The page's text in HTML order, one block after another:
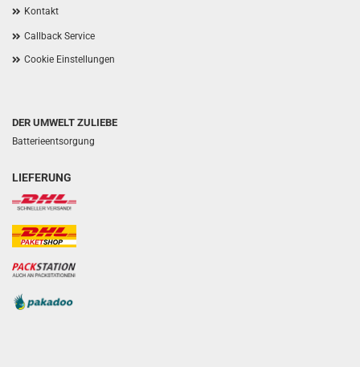
Kontakt
Callback Service
Cookie Einstellungen
DER UMWELT ZULIEBE
Batterieentsorgung
LIEFERUNG